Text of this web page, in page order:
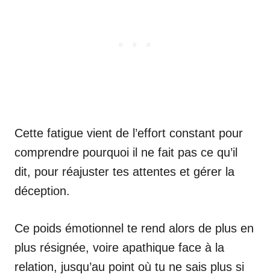
Cette fatigue vient de l’effort constant pour
comprendre pourquoi il ne fait pas ce qu’il
dit, pour réajuster tes attentes et gérer la
déception.
Ce poids émotionnel te rend alors de plus en
plus résignée, voire apathique face à la
relation, jusqu’au point où tu ne sais plus si